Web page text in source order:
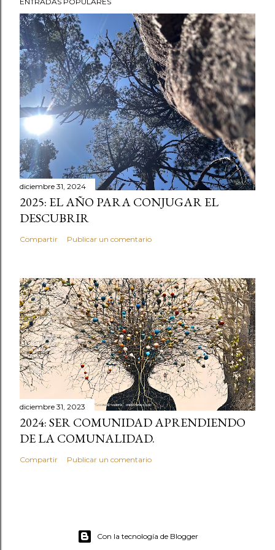
e
n
t
a
r
i
o
diciembre 31, 2024
2025: EL AÑO PARA CONJUGAR EL
DESCUBRIR
Compartir Publicar un comentario
diciembre 31, 2023
2024: SER COMUNIDAD APRENDIENDO
DE LA COMUNALIDAD.
Compartir Publicar un comentario
Con la tecnología de Blogger